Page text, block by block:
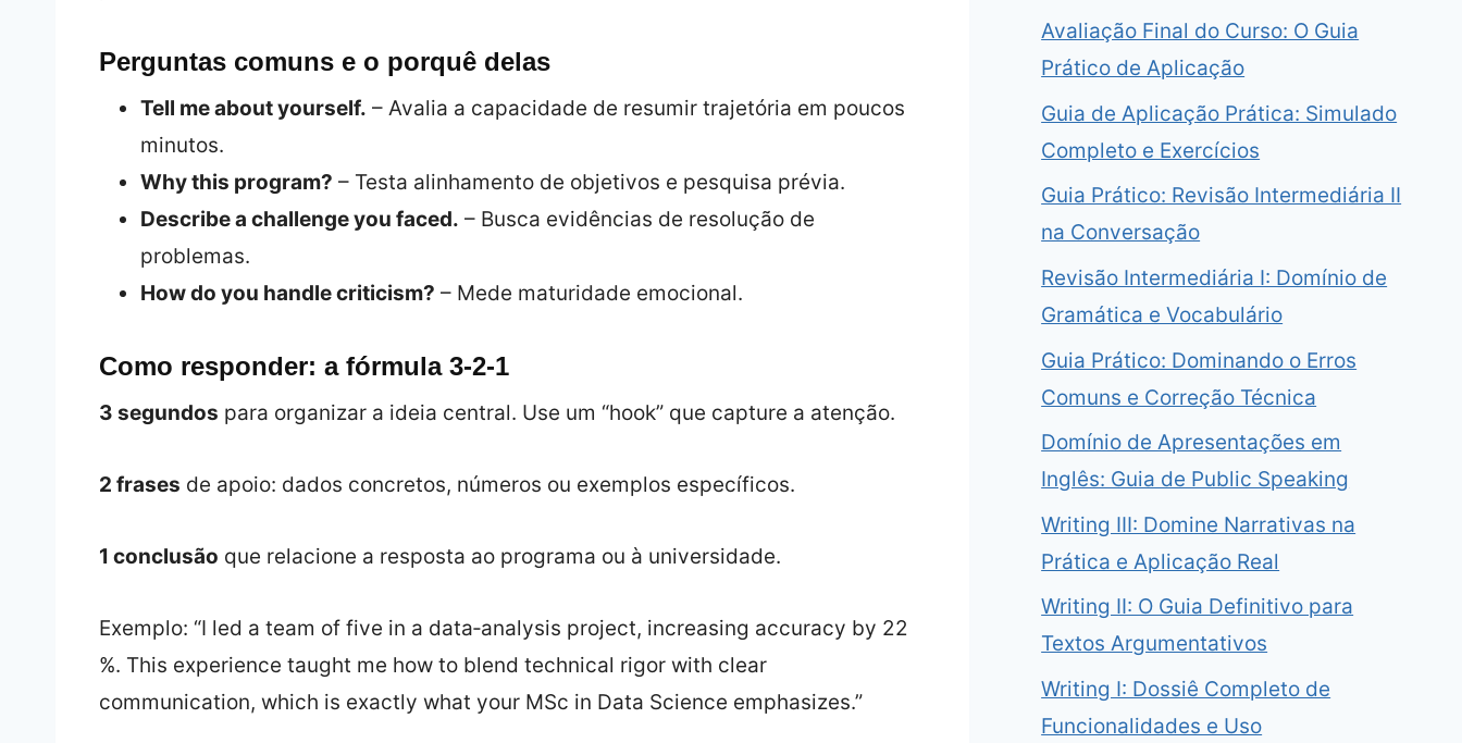
Perguntas comuns e o porquê delas
Tell me about yourself. – Avalia a capacidade de resumir trajetória em poucos
minutos.
Why this program? – Testa alinhamento de objetivos e pesquisa prévia.
Describe a challenge you faced. – Busca evidências de resolução de
problemas.
How do you handle criticism? – Mede maturidade emocional.
Como responder: a fórmula 3‑2‑1
3 segundos para organizar a ideia central. Use um “hook” que capture a atenção.
2 frases de apoio: dados concretos, números ou exemplos específicos.
1 conclusão que relacione a resposta ao programa ou à universidade.
Exemplo: “I led a team of five in a data‑analysis project, increasing accuracy by 22
%. This experience taught me how to blend technical rigor with clear
communication, which is exactly what your MSc in Data Science emphasizes.”
Avaliação Final do Curso: O Guia
Prático de Aplicação
Guia de Aplicação Prática: Simulado
Completo e Exercícios
Guia Prático: Revisão Intermediária II
na Conversação
Revisão Intermediária I: Domínio de
Gramática e Vocabulário
Guia Prático: Dominando o Erros
Comuns e Correção Técnica
Domínio de Apresentações em
Inglês: Guia de Public Speaking
Writing III: Domine Narrativas na
Prática e Aplicação Real
Writing II: O Guia Definitivo para
Textos Argumentativos
Writing I: Dossiê Completo de
Funcionalidades e Uso